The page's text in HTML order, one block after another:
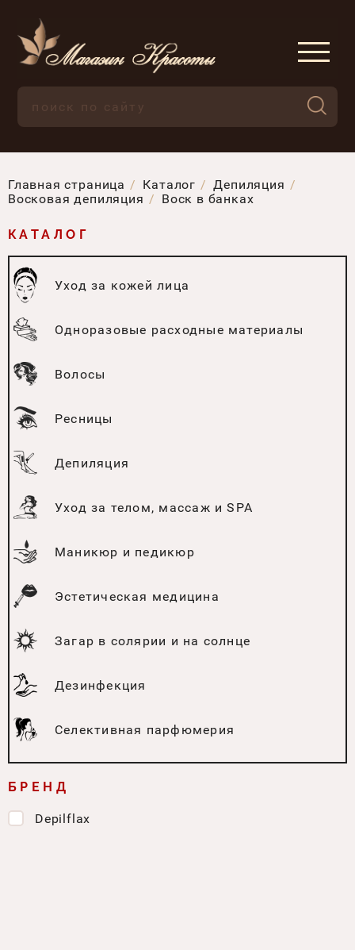
Главная страница Каталог
Депиляция
Восковая депиляция
Воск в банках
КАТАЛОГ
Уход за кожей лица
Одноразовые расходные материалы
Волосы
Ресницы
Депиляция
Уход за телом, массаж и SPA
Маникюр и педикюр
Эстетическая медицина
Загар в солярии и на солнце
Дезинфекция
Селективная парфюмерия
БРЕНД
Depilflax